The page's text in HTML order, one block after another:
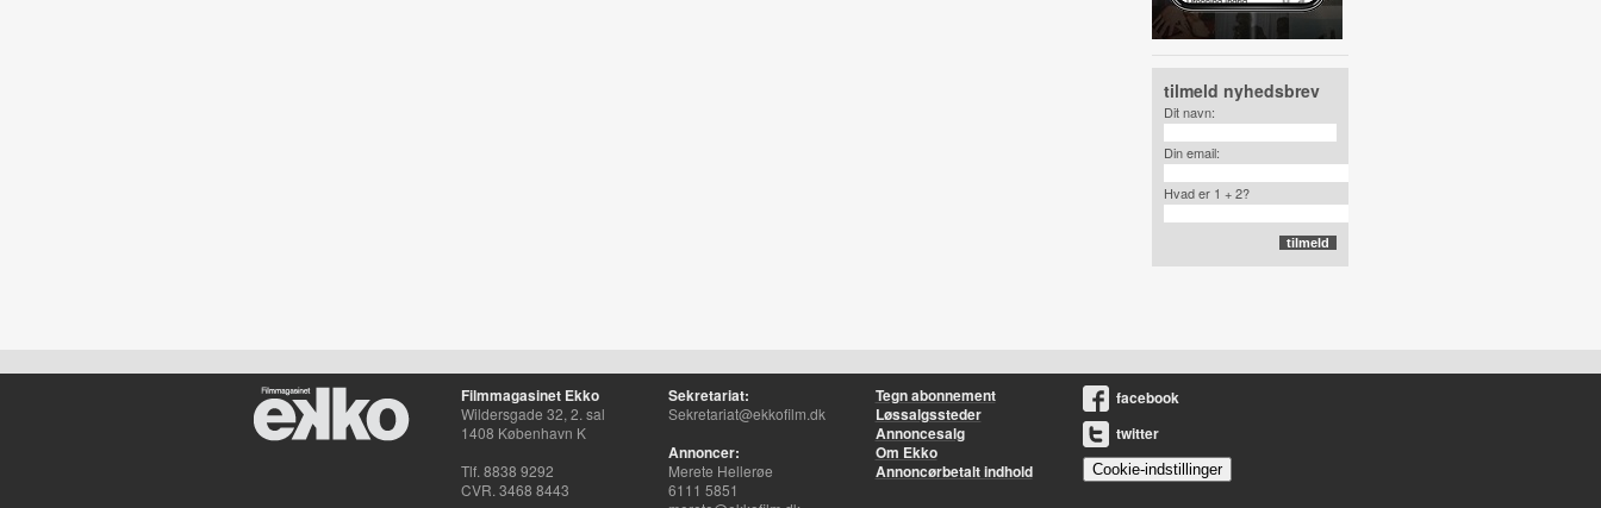
tilmeld nyhedsbrev
Dit navn:
Din email:
Hvad er 1 + 2?
Filmmagasinet Ekko
Wildersgade 32, 2. sal
1408 København K
Tlf. 8838 9292
CVR. 3468 8443
Sekretariat:
Sekretariat@ekkofilm.dk
Annoncer:
Merete Hellerøe
6111 5851
Tegn abonnement
Løssalgssteder
Annoncesalg
Om Ekko
Annoncørbetalt indhold
facebook
twitter
Cookie-indstillinger